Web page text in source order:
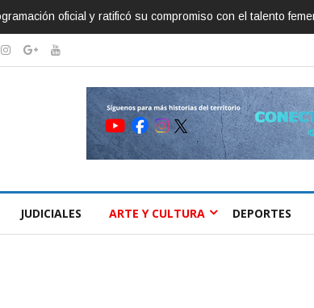
inspirador de Sábados Felices
JUDICIALES ARTE Y CULTURA DEPORTES